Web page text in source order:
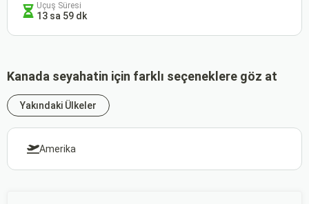
Uçuş Süresi
13 sa 59 dk
Kanada seyahatin için farklı seçeneklere göz at
Yakındaki Ülkeler
Amerika